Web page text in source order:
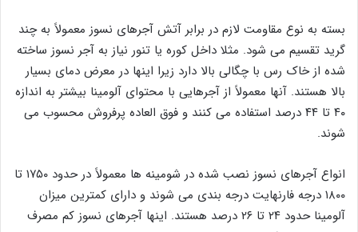
بسته به نوع مقاومت لازم در برابر آتش آجرهای نسوز معمولاً به چند
گرید تقسیم می شود. مثلا داخل کوره یا تنور نیاز به آجر نسوز ساخته
شده از خاک رس با چگالی بالا دارد زیرا اینها در معرض دمای بسیار
بالا هستند. آنها معمولاً از آجرهایی با محتوای آلومینا بیشتر به اندازه
۴۰ تا ۴۴ درصد استفاده می کنند و فوق العاده پرفروش محسوب می
شوند.
انواع آجرهای نسوز نصب شده در شومینه ها معمولاً در حدود ۱۷۵۰ تا
۱۸۰۰ درجه فارنهایت درجه بندی می شوند و دارای کمترین میزان
آلومینا حدود ۲۴ تا ۲۶ درصد هستند. اینها آجرهای نسوز کم مصرف